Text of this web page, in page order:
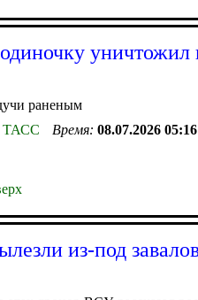
уничтожил
раненым
ТАСС Время: 08.07.2026 05:16
из-под